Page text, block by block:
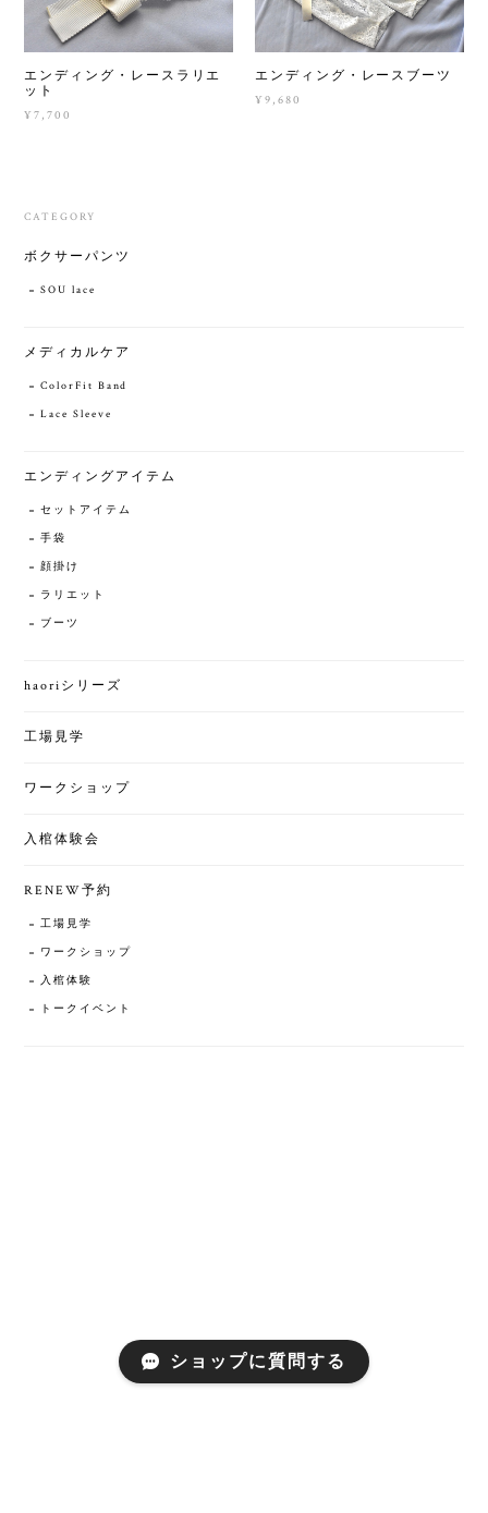
エンディング・レースラリエ
ット
¥7,700
エンディング・レースブーツ
¥9,680
CATEGORY
ボクサーパンツ
SOU lace
メディカルケア
ColorFit Band
Lace Sleeve
エンディングアイテム
セットアイテム
手袋
顔掛け
ラリエット
ブーツ
haoriシリーズ
工場見学
ワークショップ
入棺体験会
RENEW予約
工場見学
ワークショップ
入棺体験
トークイベント
ショップに質問する